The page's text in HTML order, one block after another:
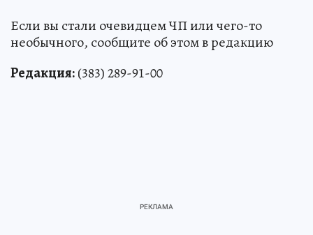
Если вы стали очевидцем ЧП или чего-то
необычного, сообщите об этом в редакцию
Редакция:(383) 289-91-00